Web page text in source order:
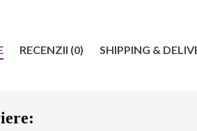
RECENZII (0) SHIPPING &